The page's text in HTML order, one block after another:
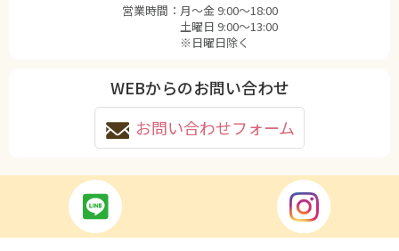
営業時間： 月〜金 9:00〜18:00
土曜日 9:00〜13:00
※日曜日除く
WEBからのお問い合わせ
お問い合わせフォーム